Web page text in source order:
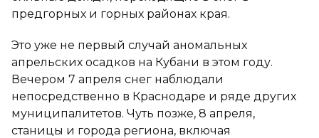
предгорных и горных районах края.
Это уже не первый случай аномальных
апрельских осадков на Кубани в этом году.
Вечером 7 апреля снег наблюдали
непосредственно в Краснодаре и ряде других
муниципалитетов. Чуть позже, 8 апреля,
станицы и города региона, включая